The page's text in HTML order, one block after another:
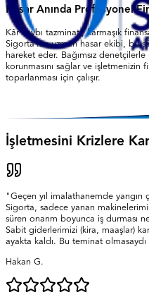
Hasar Anında Profesyonel
Kâr kaybı tazminatı, karmaşık
Sigorta'nın uzman hasar ekibi, bu
hareket eder. Bağımsız denetçilerle
korunmasını sağlar ve işletmenizin
toparlanması için çalışır.
İşletmesini Krizlere
"Geçen yıl imalathanemde yangın
Sigorta, sadece yanan
süren onarım boyunca iş durması
Sabit giderlerimizi (kira, maaşlar)
ayakta kaldı. Bu teminat
Hakan G.